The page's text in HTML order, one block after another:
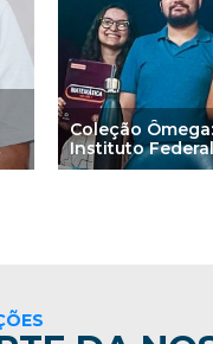
Coleção
Instituto